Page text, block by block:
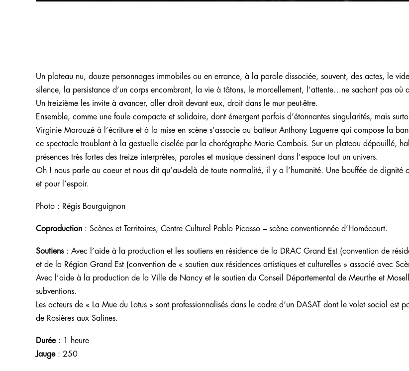
Un plateau nu, douze personnages immobiles ou en errance, à la parole dissociée, souvent, des actes, le
silence, la persistance d’un corps encombrant, la vie à tâtons, le morcellement, l’attente…ne sachant pas où
Un treizième les invite à avancer, aller droit devant eux, droit dans le mur peut-être.
Ensemble, comme une foule compacte et solidaire, dont émergent parfois d’étonnantes singularités, mais
Virginie Marouzé à l’écriture et à la mise en scène s’associe au batteur Anthony Laguerre qui compose la
ce spectacle troublant à la gestuelle ciselée par la chorégraphe Marie Cambois. Sur un plateau dépouillé,
présences très fortes des treize interprètes, paroles et musique dessinent dans l’espace tout un univers.
Oh ! nous parle au coeur et nous dit qu’au-delà de toute normalité, il y a l’humanité. Une bouffée de dignité
et pour l’espoir.
Photo : Régis Bourguignon
Coproduction : Scènes et Territoires, Centre Culturel Pablo Picasso – scène conventionnée d’Homécourt.
Soutiens: Avec l’aide à la production et les soutiens en résidence de la DRAC Grand Est (convention de
et de la Région Grand Est (convention de « soutien aux résidences artistiques et culturelles » associé avec
Avec l’aide à la production de la Ville de Nancy et le soutien du Conseil Départemental de Meurthe et
subventions.
Les acteurs de « La Mue du Lotus » sont professionnalisés dans le cadre d’un DASAT dont le volet social est
de Rosières aux Salines.
Durée: 1 heure
Jauge: 250